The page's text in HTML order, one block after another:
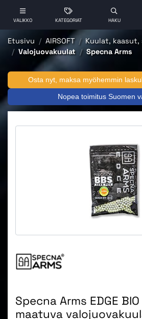
VALIKKO KATEGORIAT HAKU
Etusivu AIRSOFT
Kuulat,
Valojuovakuulat
Specna Arms
Osta nyt, maksa myöhemmin
Nopea toimitus Suomen
Specna Arms EDGE
maatuva